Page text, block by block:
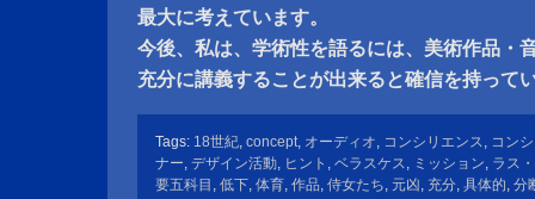
最大に考えています。
今後、私は、学術性を語るには、美術作品・
充分に講義することが出来ると確信を持って
Tags: 18世紀, concept, オーディオ, コンシリエンス, コン
ナー, デザイン活動, ヒント , ベラスケス, ミッション, ラス
要五科目 , 低下, 体育, 作品, 侍女たち, 元凶, 充分, 具体的, 分